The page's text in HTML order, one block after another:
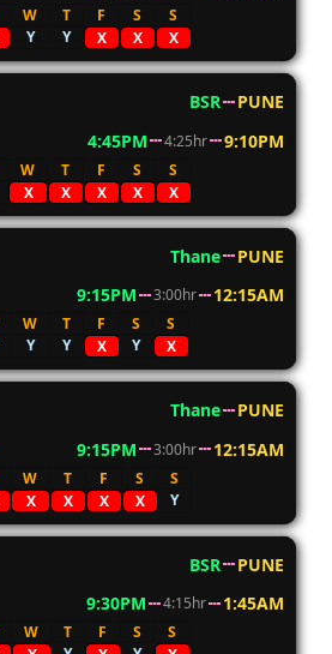
W T F S
S
Y Y X X X
BSR
PUNE
4:45PM 4:25hr 9:10PM
W T F S
S
X X X X X
Thane
PUNE
9:15PM 3:00hr 12:15AM
W T F S
S
Y Y X Y X
Thane
PUNE
9:15PM 3:00hr 12:15AM
W T F S
S
X X X X Y
BSR
PUNE
9:30PM 4:15hr 1:45AM
W T F S
S